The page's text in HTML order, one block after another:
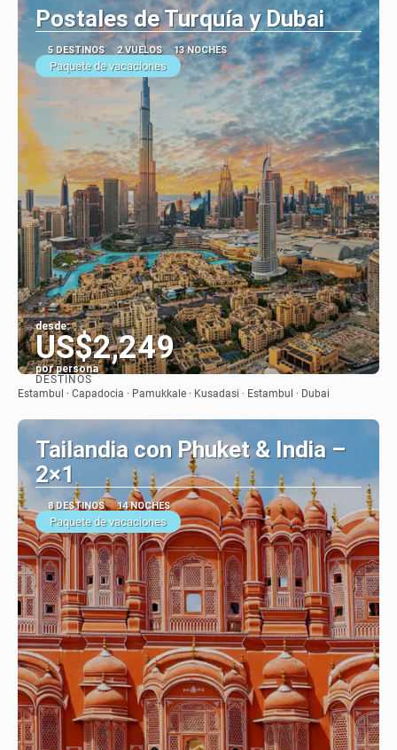
Postales de Turquía y Dubai
5 DESTINOS 2 VUELOS 13 NOCHES
Paquete de vacaciones
desde:
US$2,249
por persona
Ver
DESTINOS
Estambul · Capadocia · Pamukkale · Kusadasi · Estambul · Dubai
Tailandia con Phuket & India –
2×1
8 DESTINOS 14 NOCHES
Paquete de vacaciones